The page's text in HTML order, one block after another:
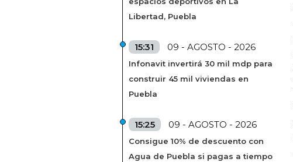
Libertad, Puebla
15:31 09 - AGOSTO - 2026
Infonavit invertirá 30 mil mdp para
construir 45 mil viviendas en
Puebla
15:25 09 - AGOSTO - 2026
Consigue 10% de descuento con
Agua de Puebla si pagas a tiempo